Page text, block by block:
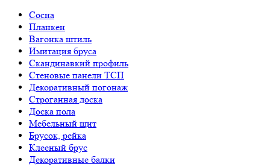
Сосна
Планкен
Вагонка штиль
Имитация бруса
Скандинавкий профиль
Стеновые панели ТСП
Декоративный погонаж
Строганная доска
Доска пола
Мебельный щит
Брусок, рейка
Клееный брус
Декоративные балки